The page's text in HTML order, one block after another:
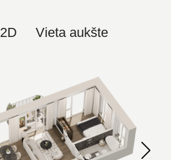
2D Vieta aukšte